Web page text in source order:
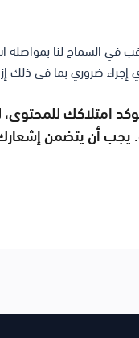
السماح لنا بمواصلة
ضروري بما في ذلك
امتلاكك
يجب أن يتضمن